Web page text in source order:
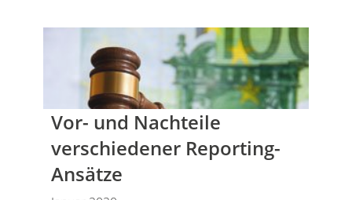
Vor- und Nachteile
verschiedener Reporting-
Ansätze